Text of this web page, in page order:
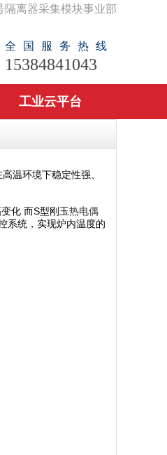
离器采集模块事业部
全国服务热线
15384841043
工业云平台
温环境下稳定性强、
化 而S型刚玉热电偶
系统，实现炉内温度的